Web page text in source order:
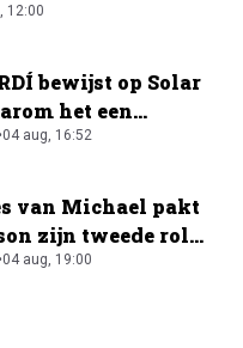
van Europa"
12:00
bewijst op Solar
het een
is
•04 aug, 16:52
van Michael pakt
zijn tweede rol
•04 aug, 19:00